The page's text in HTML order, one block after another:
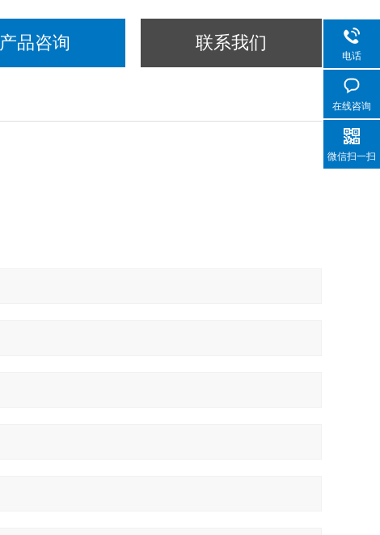
产品咨询 联系我们
电话
在线咨询
微信扫一扫